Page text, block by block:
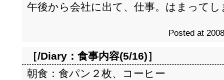
午後から会社に出て、仕事。はまって
Posted at
［/Diary： 食事内容(5/16)］
朝食：食パン２枚、コーヒー